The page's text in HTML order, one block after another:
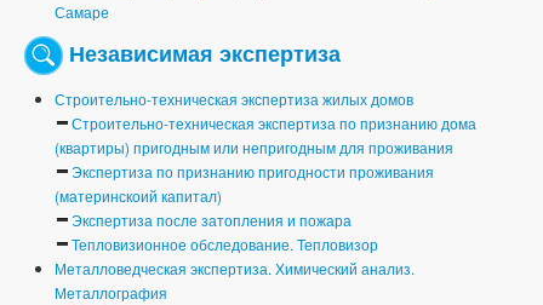
Самаре
Независимая экспертиза
Строительно-техническая экспертиза жилых домов
Строительно-техническая экспертиза по признанию дома
(квартиры) пригодным или непригодным для проживания
Экспертиза по признанию пригодности проживания
(материнскоий капитал)
Экспертиза после затопления и пожара
Тепловизионное обследование. Тепловизор
Металловедческая экспертиза. Химический анализ.
Металлография